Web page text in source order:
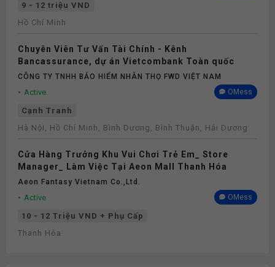
9 - 12 triệu VND
Hồ Chí Minh
Chuyên Viên Tư Vấn Tài Chính - Kênh
Bancassurance, dự án Vietcombank Toàn quốc
CÔNG TY TNHH BẢO HIỂM NHÂN THỌ FWD VIỆT NAM
Active OMess
Cạnh Tranh
Hà Nội, Hồ Chí Minh, Bình Dương, Bình Thuận, Hải Dương
Cửa Hàng Trưởng Khu Vui Chơi Trẻ Em_ Store
Manager_ Làm Việc Tại Aeon Mall Thanh Hóa
Aeon Fantasy Vietnam Co.,ltd.
Active OMess
10 - 12 Triệu VND + Phụ Cấp
Thanh Hóa